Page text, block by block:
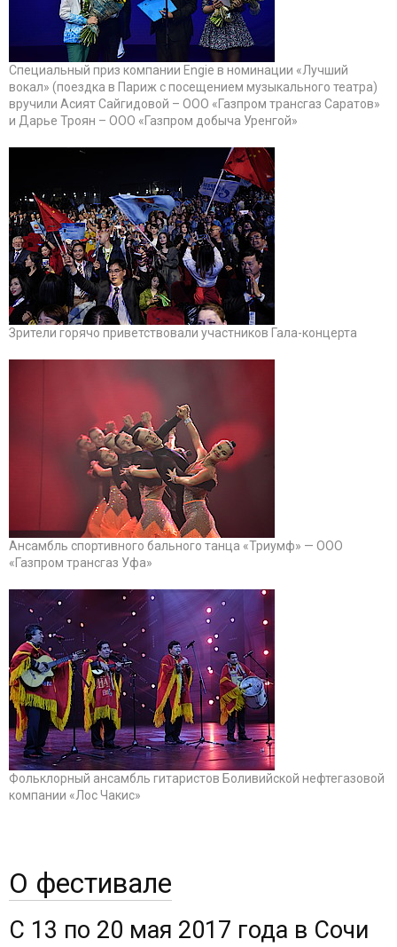
Специальный приз компании Engie в номинации «Лучший
вокал» (поездка в Париж с посещением музыкального театра)
вручили Асият Сайгидовой – ООО «Газпром трансгаз Саратов»
и Дарье Троян – ООО «Газпром добыча Уренгой»
Зрители горячо приветствовали участников Гала-концерта
Ансамбль спортивного бального танца «Триумф» — ООО
«Газпром трансгаз Уфа»
Фольклорный ансамбль гитаристов Боливийской нефтегазовой
компании «Лос Чакис»
О фестивале
С 13 по 20 мая 2017 года в Сочи